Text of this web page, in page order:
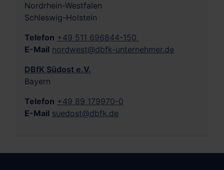
Nordrhein-Westfalen
Schleswig-Holstein
Telefon +49 511 696844-150
E-Mail nordwest@dbfk-unternehmer.de
DBfK Südost e.V.
Bayern
Telefon +49 89 179970-0
E-Mail suedost@dbfk.de